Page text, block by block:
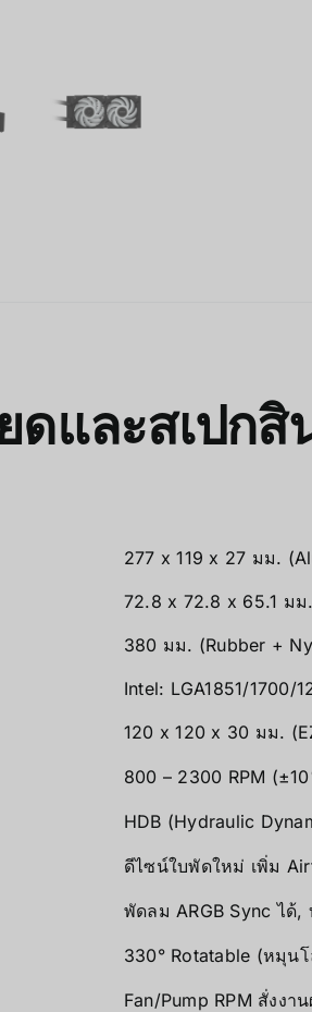
ดและสเปกสิ
277 x 119 x 27 มม.
72.8 x 72.8 x 65.1 มม
380 มม. (Rubber +
Intel: LGA1851/1700/
120 x 120 x 30 มม.
800 – 2300 RPM
HDB (Hydraulic
ดีไซน์ใบพัดใหม่ เพิ่ม
พัดลม ARGB Sync ได้,
330° Rotatable (หมุน
Fan/Pump RPM สั่งง